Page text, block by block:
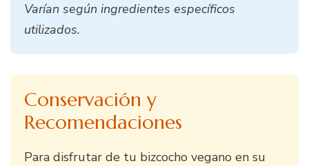
Varían según ingredientes específicos
utilizados.
Conservación y
Recomendaciones
Para disfrutar de tu bizcocho vegano en su